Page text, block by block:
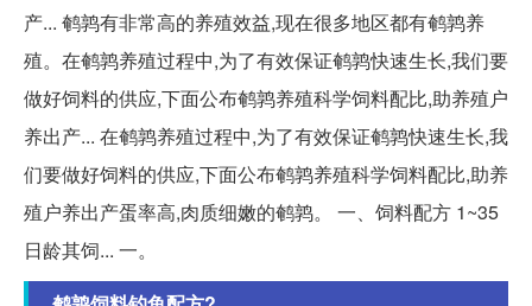
产... 鹌鹑有非常高的养殖效益,现在很多地区都有鹌鹑养
殖。在鹌鹑养殖过程中,为了有效保证鹌鹑快速生长,我们要
做好饲料的供应,下面公布鹌鹑养殖科学饲料配比,助养殖户
养出产... 在鹌鹑养殖过程中,为了有效保证鹌鹑快速生长,我
们要做好饲料的供应,下面公布鹌鹑养殖科学饲料配比,助养
殖户养出产蛋率高,肉质细嫩的鹌鹑。 一、饲料配方 1~35
日龄其饲... 一。